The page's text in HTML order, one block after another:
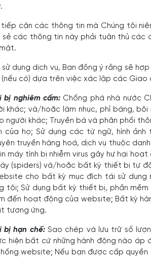
tiếp cận các thông tin mà Chúng tôi
sẻ các thông tin này phải tuân thủ các
sử dụng dịch vụ, Bạn đồng ý rằng sẽ
có) dựa trên việc xác lập các Giao
bị nghiêm cấm:Chống phá nhà nước
khác; và/hoặc làm nhục, phỉ báng,
người khác; Truyền bá và phân phối
của họ; Sử dụng các từ ngữ, hình
truyền hàng hoá, dịch vụ thuộc
máy tính bị nhiễm virus gây hư hại
(spiders) và/hoặc bất kỳ thiết bị tự
cho bất kỳ mục đích tái sử
tôi; Sử dụng bất kỳ thiết bị, phần
đến hoạt động của website; Bất kỳ
tương ứng.
bị hạn chế:Sao chép và lưu trữ số
hiện bất cứ những hành động nào áp
website; Nếu bạn được cấp